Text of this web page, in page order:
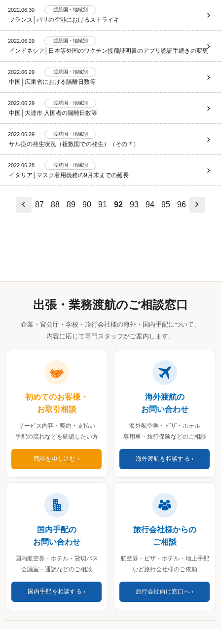
2022.06.30 渡航国・地域別
フランス│パリの空港におけるストライキ
2022.06.29 渡航国・地域別
インドネシア│日本等外国のワクチン接種証明書のアプリ認証手続きの変更
2022.06.29 渡航国・地域別
中国│広東省における隔離日数等
2022.06.29 渡航国・地域別
中国│大連市 入国者の隔離日数等
2022.06.29 渡航国・地域別
サル痘の発生状況（複数国での発生）（その７）
2022.06.28 渡航国・地域別
イタリア│マスク着用義務の9月末までの延長
前へ
87 88 89 90 91 92 93 94 95 96
出張・業務渡航のご相談窓口
企業・官公庁・学校・旅行会社様の海外・国内手配について、
内容に応じて専門スタッフがご案内します。
初めてのお客様・
お取引相談
サービス内容・契約・支払い
手配の流れなどを確認したい方
商談を申し込む
海外渡航の
お問い合わせ
海外航空券・ビザ・ホテル
専用車・旅行保険などのご相談
海外渡航を相談する
国内手配の
お問い合わせ
国内航空券・ホテル・貸切バス
会議室・通訳などのご相談
国内手配を相談する
旅行会社様からの
ご相談
航空券・ビザ・ホテル・地上手配
など旅行会社様のご依頼
旅行会社向け窓口へ